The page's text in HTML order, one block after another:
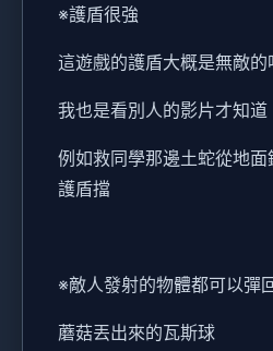
※護盾很強
這遊戲的護盾大概是無敵的
我也是看別人的影片才知道
例如救同學那邊土蛇從地面
護盾擋
※敵人發射的物體都可以彈
蘑菇丟出來的瓦斯球